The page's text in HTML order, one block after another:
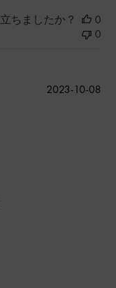
ちましたか？
0
0
公
2023-10-08